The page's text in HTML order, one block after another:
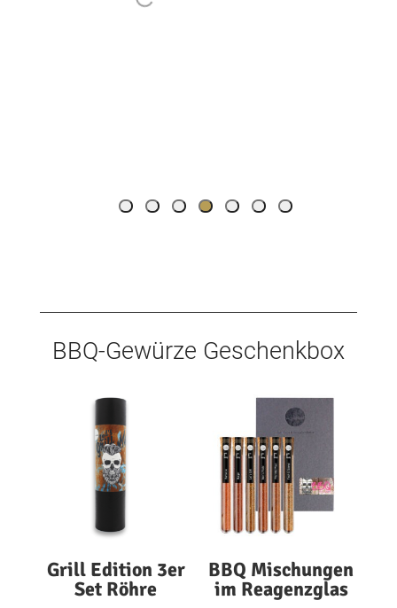
BBQ-Gewürze Geschenkbox
Grill Edition 3er
Set Röhre
BBQ Mischungen
im Reagenzglas